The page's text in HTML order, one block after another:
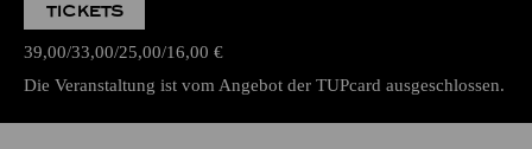
TICKETS
39,00 33,00 25,00 16,00 €
Die Veranstaltung ist vom Angebot der TUPcard ausgeschlossen.